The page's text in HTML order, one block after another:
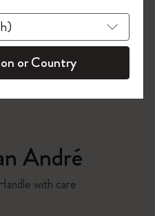
André
with care
入れましょう。
登録 !
or Country